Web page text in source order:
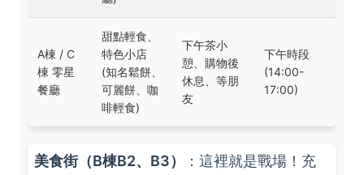
A棟 / C
棟 零星
餐廳
甜點輕食、
特色小店
(知名鬆餅、
可麗餅、咖
啡輕食)
下午茶小
憩、購物後
休息、等朋
友
下午時段
(14:00-
17:00)
美食街（B棟B2、B3）
：這裡就是戰場！充